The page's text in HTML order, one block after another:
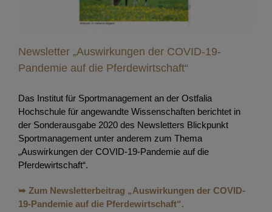
Newsletter „Auswirkungen der COVID-19-
Pandemie auf die Pferdewirtschaft“
Das Institut für Sportmanagement an der Ostfalia
Hochschule für angewandte Wissenschaften berichtet in
der Sonderausgabe 2020 des Newsletters Blickpunkt
Sportmanagement unter anderem zum Thema
„Auswirkungen der COVID-19-Pandemie auf die
Pferdewirtschaft“.
➥ Zum Newsletterbeitrag „Auswirkungen der COVID-
19-Pandemie auf die Pferdewirtschaft“.